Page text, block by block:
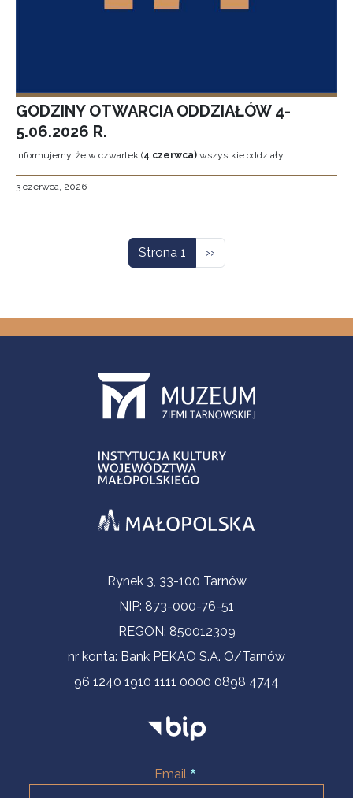
GODZINY OTWARCIA ODDZIAŁÓW 4-
5.06.2026 R.
Informujemy, że w czwartek (4 czerwca) wszystkie oddziały
3 czerwca, 2026
Strona 1 Następna strona
››
Informacje kontaktoweRynek 3, 33-100 Tarnów
NIP: 873-000-76-51
REGON: 850012309
nr konta: Bank PEKAO S.A. O/Tarnów
96 1240 1910 1111 0000 0898 4744
Email